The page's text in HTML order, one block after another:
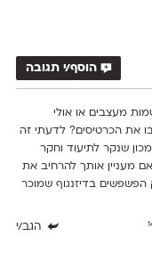
הוסף/י תגובה
מעצבים או אולי
את הכרטיסים? לדעתי זה
שנקר לתיעוד וחקר
מעניין אותך להרחיב את
הפשפשים בדיזנגוף שמוכר
הגב/י